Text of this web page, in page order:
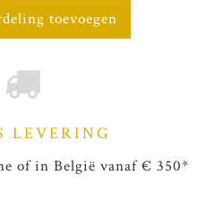
toevoegen
LEVERING
of in België vanaf € 350*